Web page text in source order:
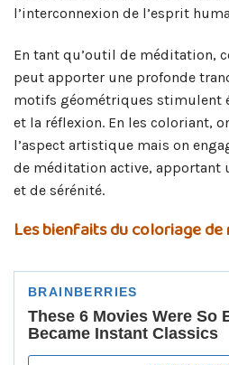
l’interconnexion de l’esprit
En tant qu’outil de méditation,
peut apporter une profonde
motifs géométriques stimulent
et la réflexion. En les coloriant,
l’aspect artistique mais on
de méditation active, apportant
et de sérénité.
Les bienfaits du coloriage de